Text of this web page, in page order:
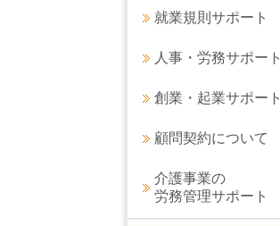
就業規則サポート
人事・労務サポート
創業・起業サポート
顧問契約について
介護事業の
労務管理サポート